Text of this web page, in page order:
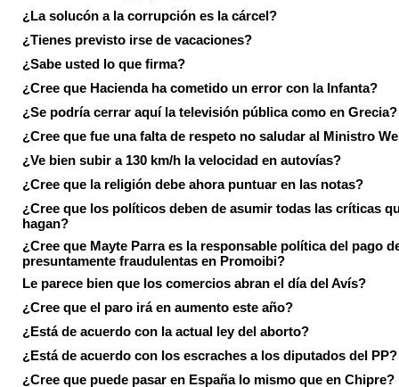
¿La solucón a la corrupción es la cárcel?
¿Tienes previsto irse de vacaciones?
¿Sabe usted lo que firma?
¿Cree que Hacienda ha cometido un error con la Infanta?
¿Se podría cerrar aquí la televisión pública como en Grecia?
¿Cree que fue una falta de respeto no saludar al Ministro
¿Ve bien subir a 130 km/h la velocidad en autovías?
¿Cree que la religión debe ahora puntuar en las notas?
¿Cree que los políticos deben de asumir todas las críticas
hagan?
¿Cree que Mayte Parra es la responsable política del pago
presuntamente fraudulentas en Promoibi?
Le parece bien que los comercios abran el día del Avís?
¿Cree que el paro irá en aumento este año?
¿Está de acuerdo con la actual ley del aborto?
¿Está de acuerdo con los escraches a los diputados del PP?
¿Cree que puede pasar en España lo mismo que en Chipre?